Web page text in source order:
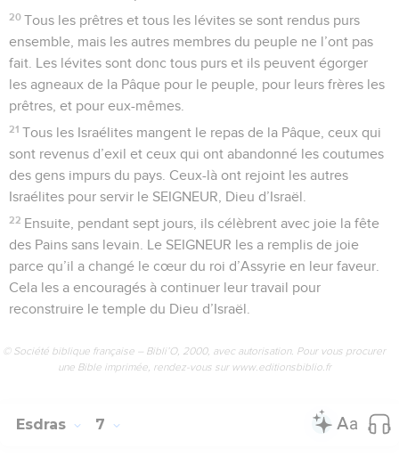
20 Tous les prêtres et tous les lévites se sont rendus purs
ensemble, mais les autres membres du peuple ne l’ont pas
fait. Les lévites sont donc tous purs et ils peuvent égorger
les agneaux de la Pâque pour le peuple, pour leurs frères les
prêtres, et pour eux-mêmes.
21 Tous les Israélites mangent le repas de la Pâque, ceux qui
sont revenus d’exil et ceux qui ont abandonné les coutumes
des gens impurs du pays. Ceux-là ont rejoint les autres
Israélites pour servir le SEIGNEUR, Dieu d’Israël.
22 Ensuite, pendant sept jours, ils célèbrent avec joie la fête
des Pains sans levain. Le SEIGNEUR les a remplis de joie
parce qu’il a changé le cœur du roi d’Assyrie en leur faveur.
Cela les a encouragés à continuer leur travail pour
reconstruire le temple du Dieu d’Israël.
© Société biblique française – Bibli’O, 2000, avec autorisation. Pour vous procurer
une Bible imprimée, rendez-vous sur www.editionsbiblio.fr
Esdras 7